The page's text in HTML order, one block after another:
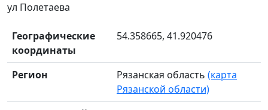
ул Полетаева
Географические
координаты
54.358665, 41.920476
Регион Рязанская область (карта
Рязанской области)